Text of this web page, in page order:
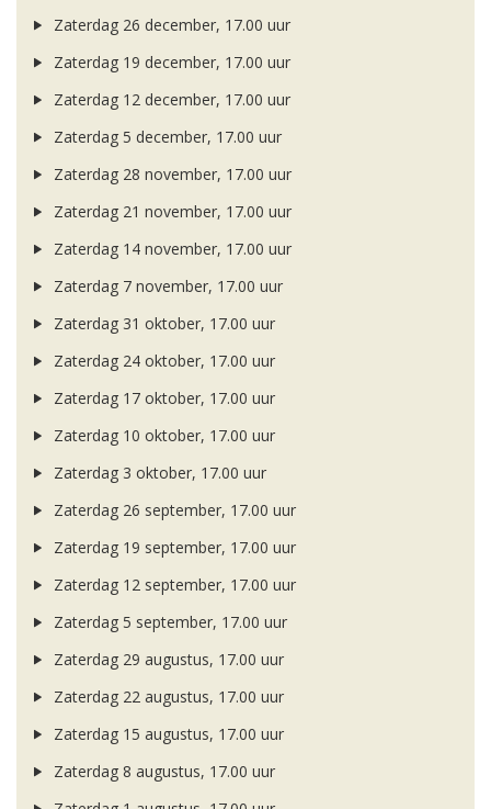
Zaterdag 26 december, 17.00 uur
Zaterdag 19 december, 17.00 uur
Zaterdag 12 december, 17.00 uur
Zaterdag 5 december, 17.00 uur
Zaterdag 28 november, 17.00 uur
Zaterdag 21 november, 17.00 uur
Zaterdag 14 november, 17.00 uur
Zaterdag 7 november, 17.00 uur
Zaterdag 31 oktober, 17.00 uur
Zaterdag 24 oktober, 17.00 uur
Zaterdag 17 oktober, 17.00 uur
Zaterdag 10 oktober, 17.00 uur
Zaterdag 3 oktober, 17.00 uur
Zaterdag 26 september, 17.00 uur
Zaterdag 19 september, 17.00 uur
Zaterdag 12 september, 17.00 uur
Zaterdag 5 september, 17.00 uur
Zaterdag 29 augustus, 17.00 uur
Zaterdag 22 augustus, 17.00 uur
Zaterdag 15 augustus, 17.00 uur
Zaterdag 8 augustus, 17.00 uur